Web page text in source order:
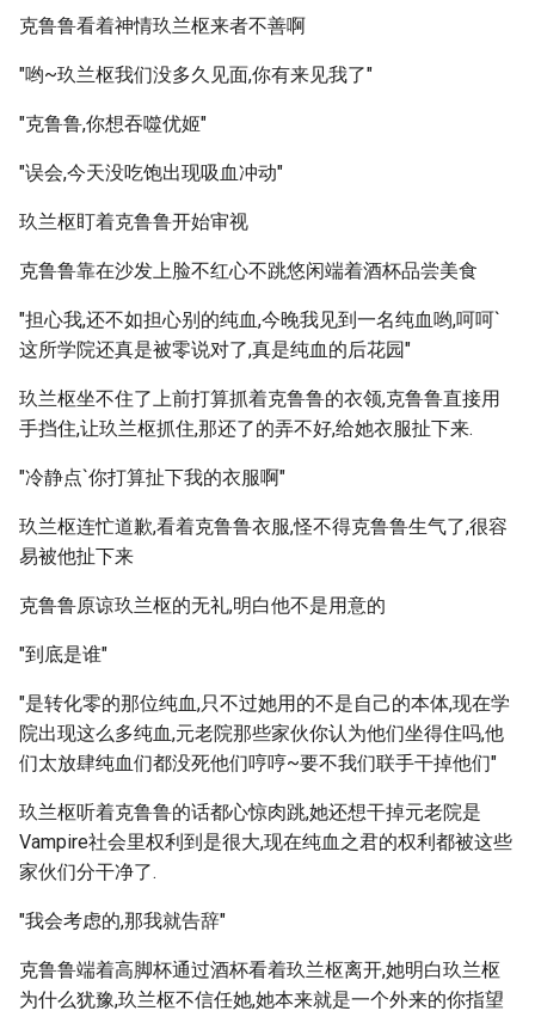
克鲁鲁看着神情玖兰枢来者不善啊
"哟~玖兰枢我们没多久见面,你有来见我了"
"克鲁鲁,你想吞噬优姬"
"误会,今天没吃饱出现吸血冲动"
玖兰枢盯着克鲁鲁开始审视
克鲁鲁靠在沙发上脸不红心不跳悠闲端着酒杯品尝美食
"担心我,还不如担心别的纯血,今晚我见到一名纯血哟,呵呵`
这所学院还真是被零说对了,真是纯血的后花园"
玖兰枢坐不住了上前打算抓着克鲁鲁的衣领,克鲁鲁直接用
手挡住,让玖兰枢抓住,那还了的弄不好,给她衣服扯下来.
"冷静点`你打算扯下我的衣服啊"
玖兰枢连忙道歉,看着克鲁鲁衣服,怪不得克鲁鲁生气了,很容
易被他扯下来
克鲁鲁原谅玖兰枢的无礼,明白他不是用意的
"到底是谁"
"是转化零的那位纯血,只不过她用的不是自己的本体,现在学
院出现这么多纯血,元老院那些家伙你认为他们坐得住吗,他
们太放肆纯血们都没死他们哼哼~要不我们联手干掉他们"
玖兰枢听着克鲁鲁的话都心惊肉跳,她还想干掉元老院是
Vampire社会里权利到是很大,现在纯血之君的权利都被这些
家伙们分干净了.
"我会考虑的,那我就告辞"
克鲁鲁端着高脚杯通过酒杯看着玖兰枢离开,她明白玖兰枢
为什么犹豫,玖兰枢不信任她,她本来就是一个外来的你指望